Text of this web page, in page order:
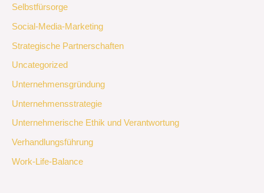
Selbstfürsorge
Social-Media-Marketing
Strategische Partnerschaften
Uncategorized
Unternehmensgründung
Unternehmensstrategie
Unternehmerische Ethik und Verantwortung
Verhandlungsführung
Work-Life-Balance